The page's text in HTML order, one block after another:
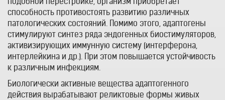
способность противостоять развитию различных
патологических состояний. Помимо этого, адаптогены
стимулируют синтез ряда эндогенных биостимуляторов,
активизирующих иммунную систему (интерферона,
интерлейкина и др.). При этом повышается устойчивость
к различным инфекциям.
Биологически активные вещества адаптогенного
действия вырабатывают реликтовые формы живых